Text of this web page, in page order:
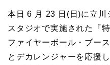
本日 6 月 23 日(日)に立川
スタジオで実施された『
ファイヤーボール・ブー
とデカレンジャーを応援